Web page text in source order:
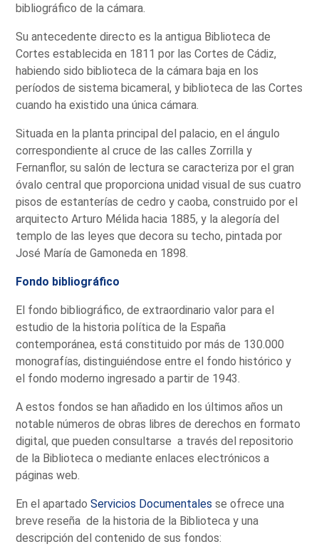
bibliográfico de la cámara.
Su antecedente directo es la antigua Biblioteca de
Cortes establecida en 1811 por las Cortes de Cádiz,
habiendo sido biblioteca de la cámara baja en los
períodos de sistema bicameral, y biblioteca de las Cortes
cuando ha existido una única cámara.
Situada en la planta principal del palacio, en el ángulo
correspondiente al cruce de las calles Zorrilla y
Fernanflor, su salón de lectura se caracteriza por el gran
óvalo central que proporciona unidad visual de sus cuatro
pisos de estanterías de cedro y caoba, construido por el
arquitecto Arturo Mélida hacia 1885, y la alegoría del
templo de las leyes que decora su techo, pintada por
José María de Gamoneda en 1898.
Fondo bibliográfico
El fondo bibliográfico, de extraordinario valor para el
estudio de la historia política de la España
contemporánea, está constituido por más de 130.000
monografías, distinguiéndose entre el fondo histórico y
el fondo moderno ingresado a partir de 1943.
A estos fondos se han añadido en los últimos años un
notable números de obras libres de derechos en formato
digital, que pueden consultarse a través del repositorio
de la Biblioteca o mediante enlaces electrónicos a
páginas web.
En el apartadoServicios Documentales se ofrece una
breve reseña de la historia de la Biblioteca y una
descripción del contenido de sus fondos: